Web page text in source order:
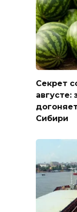
Секрет
августе:
Сибири